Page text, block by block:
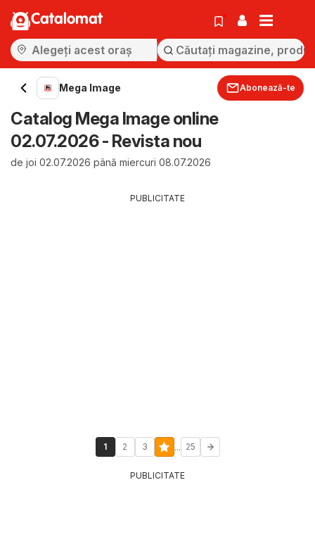
Catalomat
Mega Image Abonează-te
Catalog Mega Image online
02.07.2026 - Revista nou
de joi 02.07.2026 până miercuri 08.07.2026
PUBLICITATE
1 2 3 ... 25
PUBLICITATE